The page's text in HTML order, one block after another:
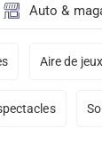
Auto &
Aire de